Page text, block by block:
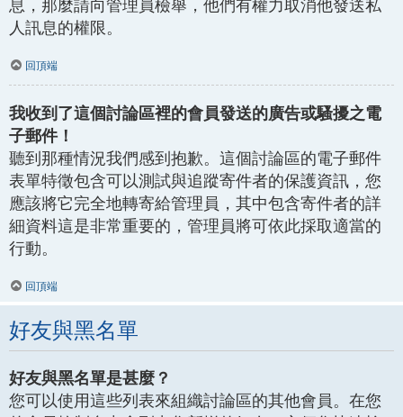
息，那麼請向管理員檢舉，他們有權力取消他發送私
人訊息的權限。
回頂端
我收到了這個討論區裡的會員發送的廣告或騷擾之電
子郵件！
聽到那種情況我們感到抱歉。這個討論區的電子郵件
表單特徵包含可以測試與追蹤寄件者的保護資訊，您
應該將它完全地轉寄給管理員，其中包含寄件者的詳
細資料這是非常重要的，管理員將可依此採取適當的
行動。
回頂端
好友與黑名單
好友與黑名單是甚麼？
您可以使用這些列表來組織討論區的其他會員。在您